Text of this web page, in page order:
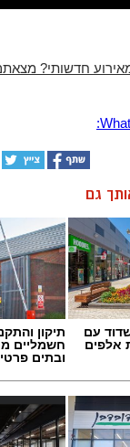
חדשותי?
גם
עם
אלפים
תיקון
חשמליים
ובתים